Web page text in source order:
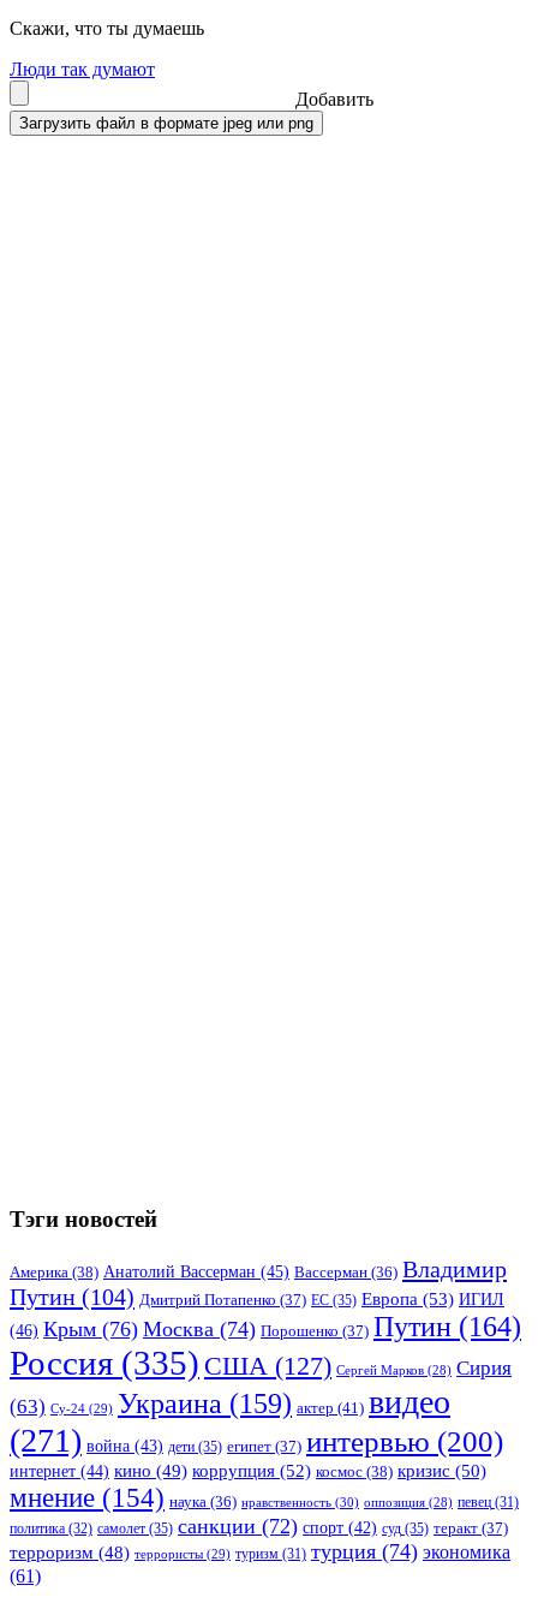
Скажи, что ты думаешь
Люди так думают
Добавить
Тэги новостей
Америка (38) Анатолий Вассерман (45) Вассерман (36) Владимир
Путин (104) Дмитрий Потапенко (37) ЕС (35) Европа (53) ИГИЛ
(46) Крым (76) Москва (74) Порошенко (37) Путин (164)
Россия (335) США (127) Сергей Марков (28) Сирия
(63) Су-24 (29) Украина (159) актер (41) видео
(271) война (43) дети (35) египет (37) интервью (200)
интернет (44) кино (49) коррупция (52) космос (38) кризис (50)
мнение (154) наука (36) нравственность (30) оппозиция (28) певец (31)
политика (32) самолет (35) санкции (72) спорт (42) суд (35) теракт (37)
терроризм (48) террористы (29) туризм (31) турция (74) экономика
(61)